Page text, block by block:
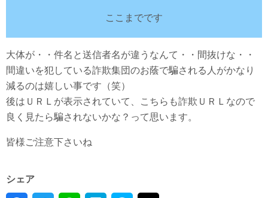
ここまでです
大体が・・件名と送信者名が違うなんて・・間抜けな・・
間違いを犯している詐欺集団のお蔭で騙される人がかなり
減るのは嬉しい事です（笑）
後はＵＲＬが表示されていて、こちらも詐欺ＵＲＬなので
良く見たら騙されないかな？って思います。
皆様ご注意下さいね
シェア